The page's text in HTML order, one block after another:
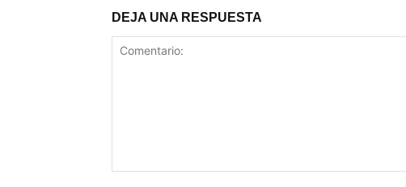
DEJA UNA RESPUESTA